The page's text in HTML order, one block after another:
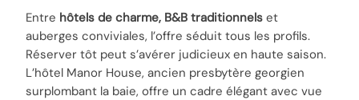
Entre hôtels de charme, B&B traditionnels et
auberges conviviales, l’offre séduit tous les profils.
Réserver tôt peut s’avérer judicieux en haute saison.
L’hôtel Manor House, ancien presbytère georgien
surplombant la baie, offre un cadre élégant avec vue